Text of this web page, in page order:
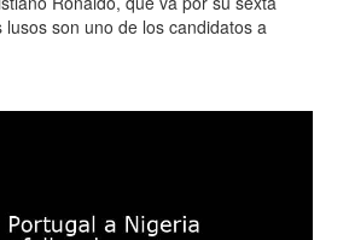
son uno de los candidatos a